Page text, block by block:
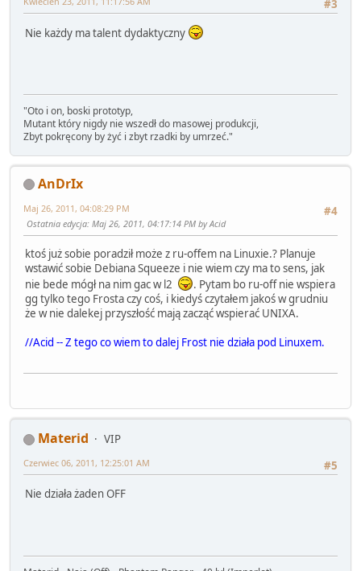
#3
Nie każdy ma talent dydaktyczny
"Oto i on, boski prototyp,
Mutant który nigdy nie wszedł do masowej produkcji,
Zbyt pokręcony by żyć i zbyt rzadki by umrzeć."
AnDrIx
#4
Maj 26, 2011, 04:08:29 PM
Ostatnia edycja: Maj 26, 2011, 04:17:14 PM by Acid
ktoś już sobie poradził może z ru-offem na Linuxie.? Planuje
wstawić sobie Debiana Squeeze i nie wiem czy ma to sens, jak
nie bede mógł na nim gac w l2
. Pytam bo ru-off nie wspiera
gg tylko tego Frosta czy coś, i kiedyś czytałem jakoś w grudniu
że w nie dalekej przyszłość mają zacząć wspierać UNIXA.
//Acid -- Z tego co wiem to dalej Frost nie działa pod Linuxem.
Materid
VIP
#5
Czerwiec 06, 2011, 12:25:01 AM
Nie działa żaden OFF